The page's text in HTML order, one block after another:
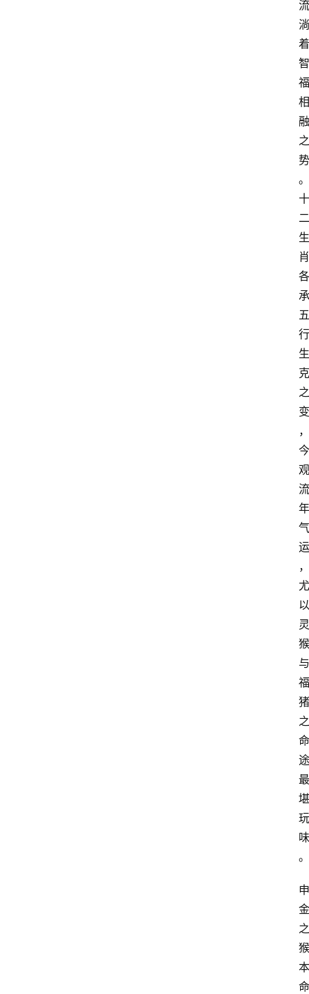
流
淌
着
智
福
相
融
之
势
。
十
二
生
肖
各
承
五
行
生
克
之
变
，
今
观
流
年
气
运
，
尤
以
灵
猴
与
福
猪
之
命
途
最
堪
玩
味
。
申
金
之
猴
本
命